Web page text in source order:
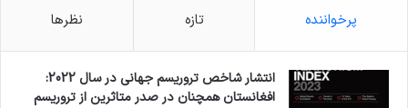
پرخواننده تازه نظرها
انتشار شاخص تروریسم جهانی در سال 2022:
افغانستان همچنان در صدر متاثرین از تروریسم